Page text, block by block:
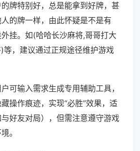
牌特别好，总是能拿到好牌，甚
的牌一样，由此怀疑是不是有
挂。如(哈哈长沙麻将,哥哥打大
等，建议通过正规途径维护游戏
可输入需求生成专用辅助工具，
操作痕迹，实现“必胜”效果，适
好友对局），但需注意遵守游戏
。